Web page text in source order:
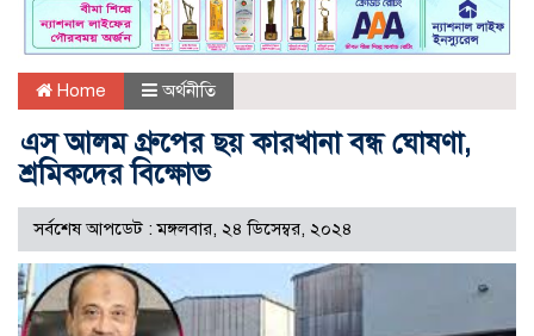
Home অর্থনীতি
এস আলম গ্রুপের ছয় কারখানা বন্ধ ঘোষণা,
শ্রমিকদের বিক্ষোভ
সর্বশেষ আপডেট : মঙ্গলবার, ২৪ ডিসেম্বর, ২০২৪